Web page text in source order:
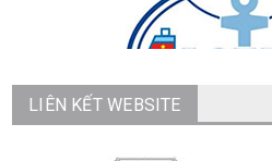
LIÊN KẾT WEBSITE